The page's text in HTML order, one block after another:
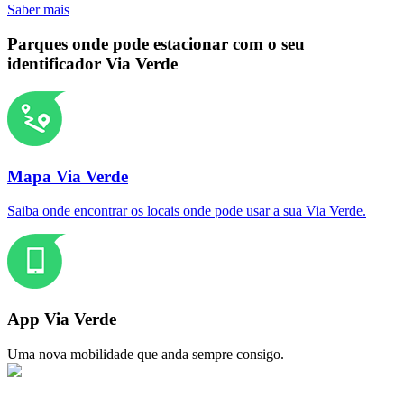
Saber mais
Parques onde pode estacionar com o seu
identificador Via Verde
Mapa Via Verde
Saiba onde encontrar os locais onde pode usar a sua Via Verde.
App Via Verde
Uma nova mobilidade que anda sempre consigo.